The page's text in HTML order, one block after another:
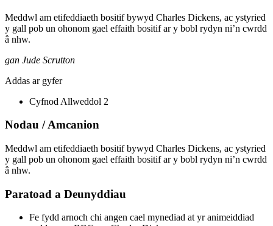
Meddwl am etifeddiaeth bositif bywyd Charles Dickens, ac ystyried
y gall pob un ohonom gael effaith bositif ar y bobl rydyn ni’n cwrdd
â nhw.
gan Jude Scrutton
Addas ar gyfer
Cyfnod Allweddol 2
Nodau / Amcanion
Meddwl am etifeddiaeth bositif bywyd Charles Dickens, ac ystyried
y gall pob un ohonom gael effaith bositif ar y bobl rydyn ni’n cwrdd
â nhw.
Paratoad a Deunyddiau
Fe fydd arnoch chi angen cael mynediad at yr animeiddiad